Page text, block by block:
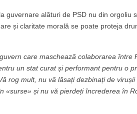
guvernare alături de PSD nu din orgoliu
și claritate morală se poate proteja
care maschează colaborarea între
un stat curat și performant pentru o
rog mult, nu vă lăsați dezbinați de virușii
«surse» și nu vă pierdeți încrederea în